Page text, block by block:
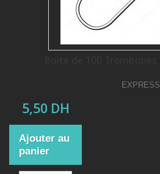
EXPRESS
5,50 DH
Ajouter au
panier